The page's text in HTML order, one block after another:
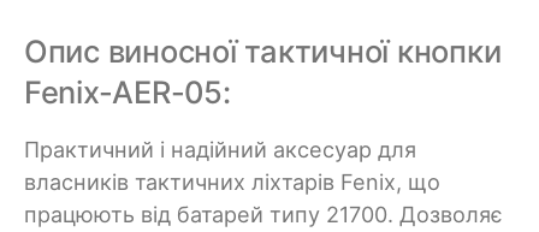
Опис виносної тактичної кнопки
Fenix-AER-05:
Практичний і надійний аксесуар для
власників тактичних ліхтарів Fenix, що
працюють від батарей типу 21700. Дозволяє